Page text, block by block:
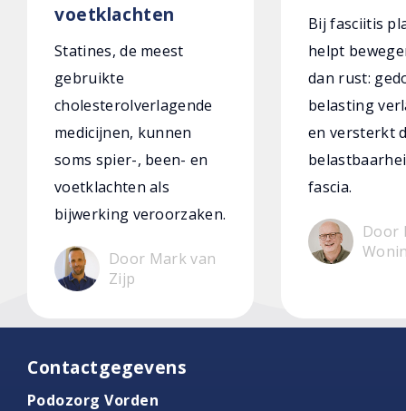
voetklachten
Statines, de meest
gebruikte
cholesterolverlagende
medicijnen, kunnen
soms spier-, been- en
voetklachten als
bijwerking veroorzaken.
Door Mark van
Zijp
Bij fasciitis
helpt
dan rust:
belasting
en versterkt
fascia.
Door
Contactgegevens
Podozorg Vorden